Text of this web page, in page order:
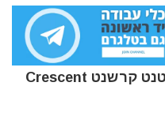
דיל לסט 5 יחידות פלאייר פטנט קרשנט Crescent